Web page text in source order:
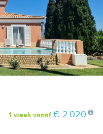
1 weekvanaf € 2.020